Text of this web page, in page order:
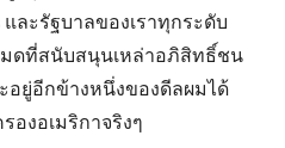
และรัฐบาลของเราทุกระดับ
ดที่สนับสนุนเหล่าอภิสิทธิ์ชน
ยู่อีกข้างหนึ่งของดีลผมได้
องอเมริกาจริงๆ